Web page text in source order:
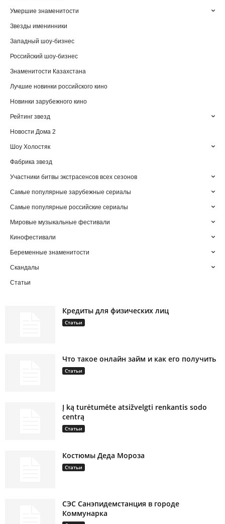
Умершие знаменитости
Звезды именинники
Западный шоу-бизнес
Российский шоу-бизнес
Знаменитости Казахстана
Лучшие новинки российского кино
Новинки зарубежного кино
Рейтинг звезд
Новости Дома 2
Шоу Холостяк
Фабрика звезд
Участники битвы экстрасенсов всех сезонов
Самые популярные зарубежные сериалы
Самые популярные российские сериалы
Мировые музыкальные фестивали
Кинофестивали
Беременные знаменитости
Скандалы
Статьи
Кредиты для физических лиц
Статьи
Что такое онлайн займ и как его получить
Статьи
Į ką turėtumėte atsižvelgti renkantis sodo
centrą
Статьи
Костюмы Деда Мороза
Статьи
СЭС Санэпидемстанция в городе
Коммунарка